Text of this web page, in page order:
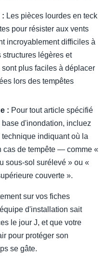
: Les pièces lourdes en teck
pour résister aux vents
incroyablement difficiles à
légères et
plus faciles à déplacer
lors des tempêtes
: Pour tout article spécifié
d'inondation, incluez
indiquant où la
cas de tempête — comme «
sous-sol surélevé » ou «
couverte ».
sur vos fiches
d'installation sait
le jour J, et que votre
pour protéger son
se gâte.